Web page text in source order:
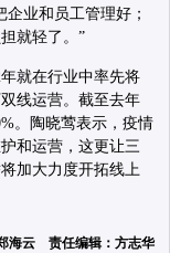
业和员工管理好；
就轻了。”
就在行业中率先将
线运营。截至去年
。陶晓莺表示，疫情
和运营，这更让三
加大力度开拓线上
海云 责任编辑：方志华